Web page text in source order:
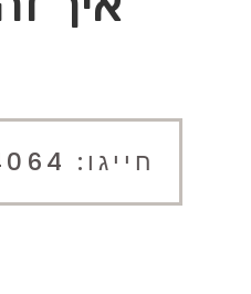
חייגו: 073-7024064